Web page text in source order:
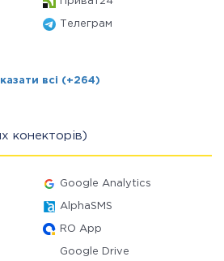
Телеграм
всі (+264)
конекторів)
Google Analytics
AlphaSMS
RO App
Google Drive